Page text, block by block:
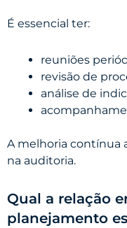
É essencial ter:
reuniões
revisão de
análise de
A melhoria contínua
na auditoria.
Qual a relação
planejamento